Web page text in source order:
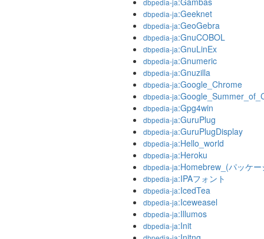
dbpedia-ja
dbpedia-ja:Geeknet
dbpedia-ja:GeoGebra
dbpedia-ja:GnuCOBOL
dbpedia-ja:GnuLinEx
dbpedia-ja:Gnumeric
dbpedia-ja:Gnuzilla
dbpedia-ja:Google_Chrome
dbpedia-ja
dbpedia-ja:Gpg4win
dbpedia-ja:GuruPlug
dbpedia-ja:GuruPlugDisplay
dbpedia-ja:Hello_world
dbpedia-ja:Heroku
dbpedia-ja:Homebrew_(パッケ
dbpedia-ja:IPAフォント
dbpedia-ja:IcedTea
dbpedia-ja:Iceweasel
dbpedia-ja:Illumos
dbpedia-ja:Init